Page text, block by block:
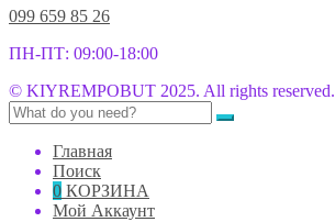
099 659 85 26
ПН-ПТ: 09:00-18:00
© KIYREMPOBUT 2025. All rights reserved.
Главная
Поиск
0 КОРЗИНА
Мой Аккаунт